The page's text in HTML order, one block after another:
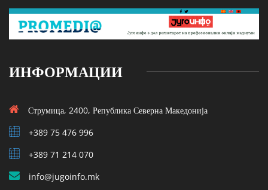
ИНФОРМАЦИИ
Струмица, 2400, Република Северна Македонија
+389 75 476 996
+389 71 214 070
info@jugoinfo.mk